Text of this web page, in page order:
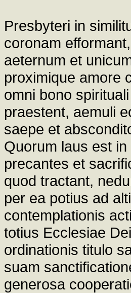
Presbyteri in
coronam
aeternum et
proximique amore
omni bono
praestent, aemuli
saepe et
Quorum laus est
precantes et
quod tractant,
per ea potius ad
contemplationis
totius Ecclesiae
ordinationis titulo
suam
generosa